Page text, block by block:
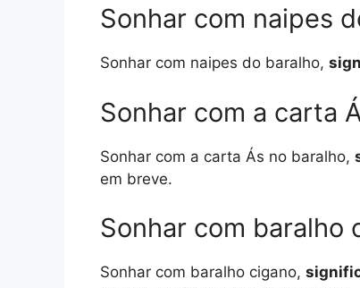
Sonhar com naipes
Sonhar com naipes do baralho,
Sonhar com a carta
Sonhar com a carta Ás no baralho,
em breve.
Sonhar com baralho
Sonhar com baralho cigano,